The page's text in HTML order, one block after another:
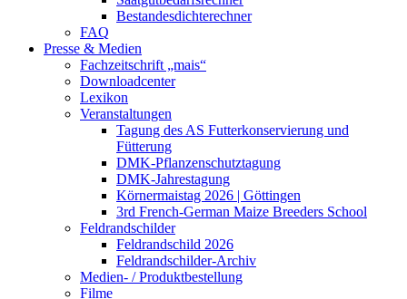
Bestandesdichterechner
FAQ
Presse & Medien
Fachzeitschrift „mais“
Downloadcenter
Lexikon
Veranstaltungen
Tagung des AS Futterkonservierung und
Fütterung
DMK-Pflanzenschutztagung
DMK-Jahrestagung
Körnermaistag 2026 | Göttingen
3rd French-German Maize Breeders School
Feldrandschilder
Feldrandschild 2026
Feldrandschilder-Archiv
Medien- / Produktbestellung
Filme